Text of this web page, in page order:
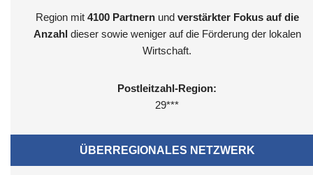
Region mit 4100 Partnernund verstärkter Fokus auf die
Anzahl dieser sowie weniger auf die Förderung der lokalen
Wirtschaft.
Postleitzahl-Region:
29***
ÜBERREGIONALES NETZWERK